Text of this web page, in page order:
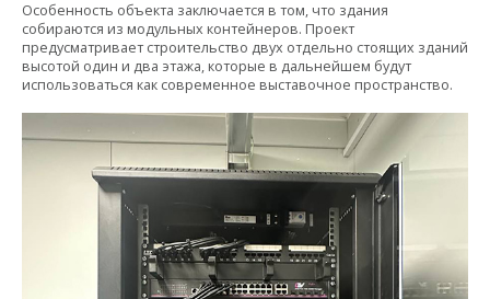
Особенность объекта заключается в том, что здания
собираются из модульных контейнеров. Проект
предусматривает строительство двух отдельно стоящих зданий
высотой один и два этажа, которые в дальнейшем будут
использоваться как современное выставочное пространство.